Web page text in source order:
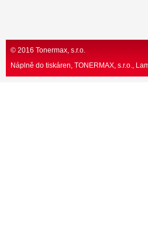
© 2016 Tonermax, s.r.o.
Náplně do tiskáren, TONERMAX, s.r.o.